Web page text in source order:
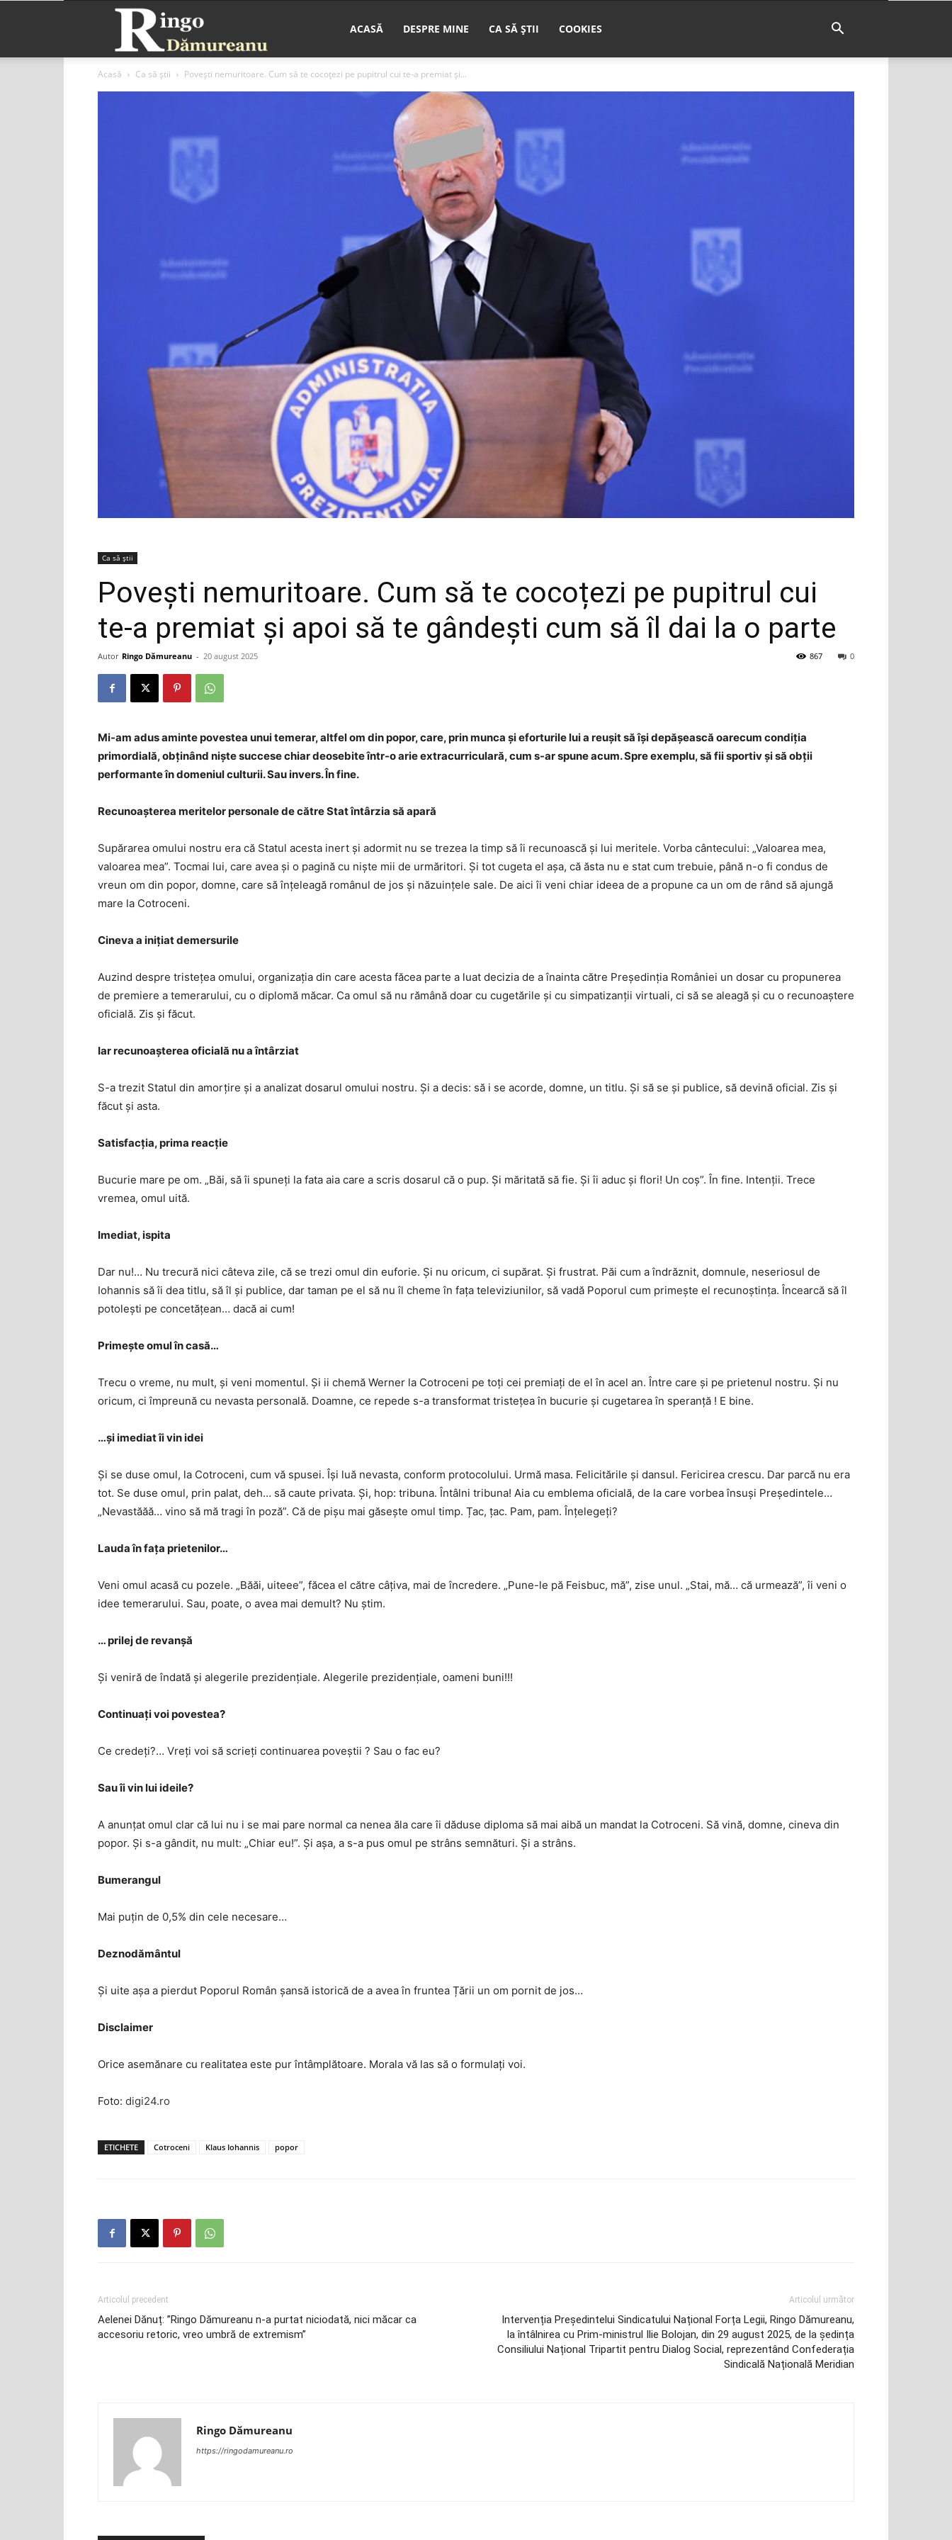
ACASĂ DESPRE MINE CA SĂ ȘTII COOKIES
Acasă Ca să știi Povești nemuritoare. Cum să te cocoțezi pe pupitrul cui te-a premiat și...
Ca să știi
Povești nemuritoare. Cum să te cocoțezi pe pupitrul cui
te-a premiat și apoi să te gândești cum să îl dai la o parte
Autor Ringo Dămureanu - 20 august 2025 0
867
Mi-am adus aminte povestea unui temerar, altfel om din popor, care, prin munca și eforturile lui a reușit să își depășească oarecum condiția
primordială, obținând niște succese chiar deosebite într-o arie extracurriculară, cum s-ar spune acum. Spre exemplu, să fii sportiv și să obții
performante în domeniul culturii. Sau invers. În fine.
Recunoașterea meritelor personale de către Stat întârzia să apară
Supărarea omului nostru era că Statul acesta inert și adormit nu se trezea la timp să îi recunoască și lui meritele. Vorba cântecului: „Valoarea mea,
valoarea mea”. Tocmai lui, care avea și o pagină cu niște mii de urmăritori. Și tot cugeta el așa, că ăsta nu e stat cum trebuie, până n-o fi condus de
vreun om din popor, domne, care să înțeleagă românul de jos și năzuințele sale. De aici îi veni chiar ideea de a propune ca un om de rând să ajungă
mare la Cotroceni.
Cineva a inițiat demersurile
Auzind despre tristețea omului, organizația din care acesta făcea parte a luat decizia de a înainta către Președinția României un dosar cu propunerea
de premiere a temerarului, cu o diplomă măcar. Ca omul să nu rămână doar cu cugetările și cu simpatizanții virtuali, ci să se aleagă și cu o recunoaștere
oficială. Zis și făcut.
Iar recunoașterea oficială nu a întârziat
S-a trezit Statul din amorțire și a analizat dosarul omului nostru. Și a decis: să i se acorde, domne, un titlu. Și să se și publice, să devină oficial. Zis și
făcut și asta.
Satisfacția, prima reacție
Bucurie mare pe om. „Băi, să îi spuneți la fata aia care a scris dosarul că o pup. Și măritată să fie. Și îi aduc și flori! Un coș”. În fine. Intenții. Trece
vremea, omul uită.
Imediat, ispita
Dar nu!… Nu trecură nici câteva zile, că se trezi omul din euforie. Și nu oricum, ci supărat. Și frustrat. Păi cum a îndrăznit, domnule, neseriosul de
Iohannis să îi dea titlu, să îl și publice, dar taman pe el să nu îl cheme în fața televiziunilor, să vadă Poporul cum primește el recunoștința. Încearcă să îl
potolești pe concetățean… dacă ai cum!
Primește omul în casă…
Trecu o vreme, nu mult, și veni momentul. Și ii chemă Werner la Cotroceni pe toți cei premiați de el în acel an. Între care și pe prietenul nostru. Și nu
oricum, ci împreună cu nevasta personală. Doamne, ce repede s-a transformat tristețea în bucurie și cugetarea în speranță ! E bine.
…și imediat îi vin idei
Și se duse omul, la Cotroceni, cum vă spusei. Își luă nevasta, conform protocolului. Urmă masa. Felicitările și dansul. Fericirea crescu. Dar parcă nu era
tot. Se duse omul, prin palat, deh… să caute privata. Și, hop: tribuna. Întâlni tribuna! Aia cu emblema oficială, de la care vorbea însuși Președintele…
„Nevastăăă… vino să mă tragi în poză”. Că de pișu mai găsește omul timp. Țac, țac. Pam, pam. Înțelegeți?
Lauda în fața prietenilor…
Veni omul acasă cu pozele. „Băăi, uiteee”, făcea el către câțiva, mai de încredere. „Pune-le pă Feisbuc, mă”, zise unul. „Stai, mă… că urmează”, îi veni o
idee temerarului. Sau, poate, o avea mai demult? Nu știm.
… prilej de revanșă
Și veniră de îndată și alegerile prezidențiale. Alegerile prezidențiale, oameni buni!!!
Continuați voi povestea?
Ce credeți?… Vreți voi să scrieți continuarea poveștii ? Sau o fac eu?
Sau îi vin lui ideile?
A anunțat omul clar că lui nu i se mai pare normal ca nenea ăla care îi dăduse diploma să mai aibă un mandat la Cotroceni. Să vină, domne, cineva din
popor. Și s-a gândit, nu mult: „Chiar eu!”. Și așa, a s-a pus omul pe strâns semnături. Și a strâns.
Bumerangul
Mai puțin de 0,5% din cele necesare…
Deznodământul
Și uite așa a pierdut Poporul Român șansă istorică de a avea în fruntea Țării un om pornit de jos…
Disclaimer
Orice asemănare cu realitatea este pur întâmplătoare. Morala vă las să o formulați voi.
Foto: digi24.ro
ETICHETE Cotroceni Klaus Iohannis popor
Articolul precedent
Aelenei Dănuț: ”Ringo Dămureanu n-a purtat niciodată, nici măcar ca
accesoriu retoric, vreo umbră de extremism”
Articolul următor
Intervenția Președintelui Sindicatului Național Forța Legii, Ringo Dămureanu,
la întâlnirea cu Prim-ministrul Ilie Bolojan, din 29 august 2025, de la ședința
Consiliului Național Tripartit pentru Dialog Social, reprezentând Confederația
Sindicală Națională Meridian
Ringo Dămureanu
https://ringodamureanu.ro